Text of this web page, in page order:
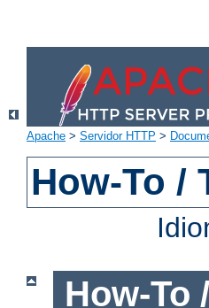
Apache > Servidor HTTP >
How-To /
How-To